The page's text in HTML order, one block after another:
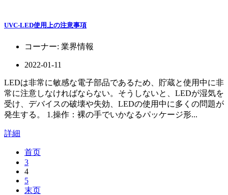
UVC-LED使用上の注意事項
コーナー: 業界情報
2022-01-11
LEDは非常に敏感な電子部品であるため、貯蔵と使用中に非
常に注意しなければならない。そうしないと、LEDが湿気を
受け、デバイスの破壊や失効、LEDの使用中に多くの問題が
発生する。 1.操作：裸の手でいかなるパッケージ形...
詳細
首页
3
4
5
末页